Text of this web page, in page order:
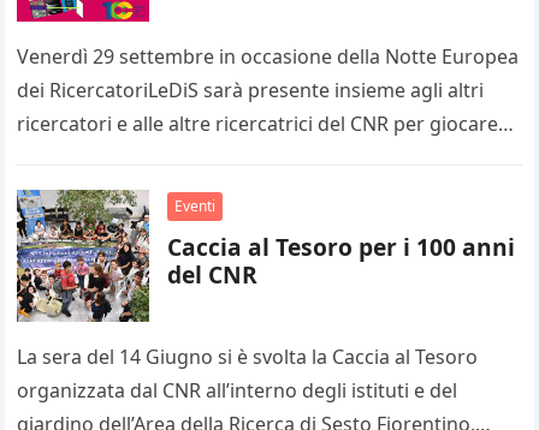
Venerdì 29 settembre in occasione della Notte Europea
dei RicercatoriLeDiS sarà presente insieme agli altri
ricercatori e alle altre ricercatrici del CNR per giocare
Eventi
Caccia al Tesoro per i 100 anni
del CNR
La sera del 14 Giugno si è svolta la Caccia al Tesoro
organizzata dal CNR all’interno degli istituti e del
giardino dell’Area della Ricerca di Sesto Fiorentino,…